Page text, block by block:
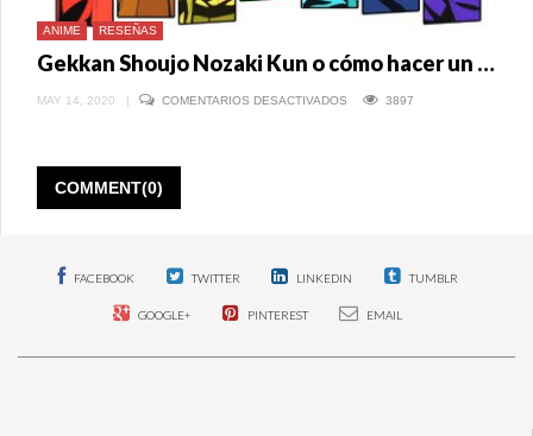
ANIME RESEÑAS
Gekkan Shoujo Nozaki Kun o cómo hacer un manga romántico
MAY 14, 2020 | COMENTARIOS DESACTIVADOS 3897
COMMENT(0)
FACEBOOK TWITTER LINKEDIN TUMBLR
GOOGLE+ PINTEREST EMAIL